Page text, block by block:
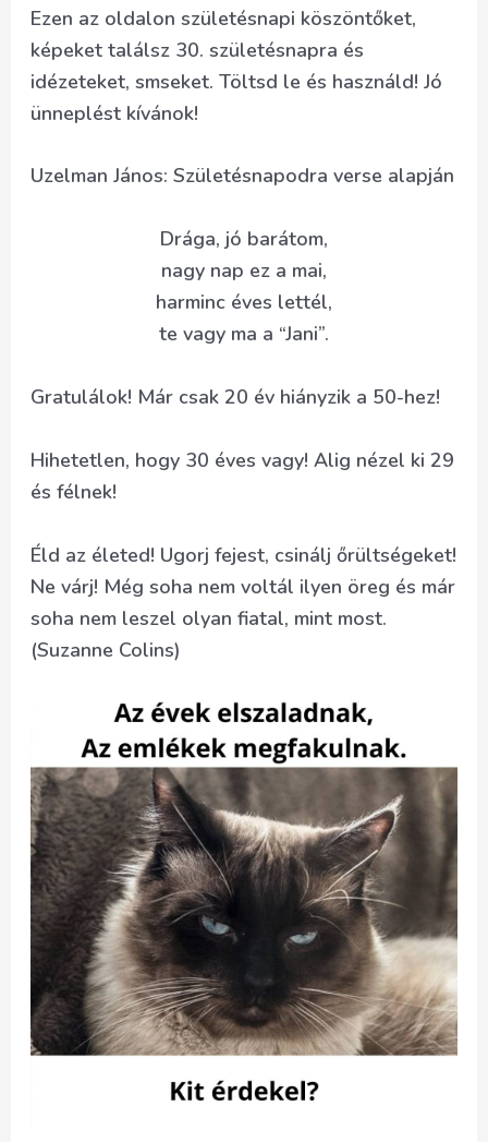
Ezen az oldalon születésnapi köszöntőket,
képeket találsz 30. születésnapra és
idézeteket, smseket. Töltsd le és használd! Jó
ünneplést kívánok!
Uzelman János: Születésnapodra verse alapján
Drága, jó barátom,
nagy nap ez a mai,
harminc éves lettél,
te vagy ma a “Jani”.
Gratulálok! Már csak 20 év hiányzik a 50-hez!
Hihetetlen, hogy 30 éves vagy! Alig nézel ki 29
és félnek!
Éld az életed! Ugorj fejest, csinálj őrültségeket!
Ne várj! Még soha nem voltál ilyen öreg és már
soha nem leszel olyan fiatal, mint most.
(Suzanne Colins)